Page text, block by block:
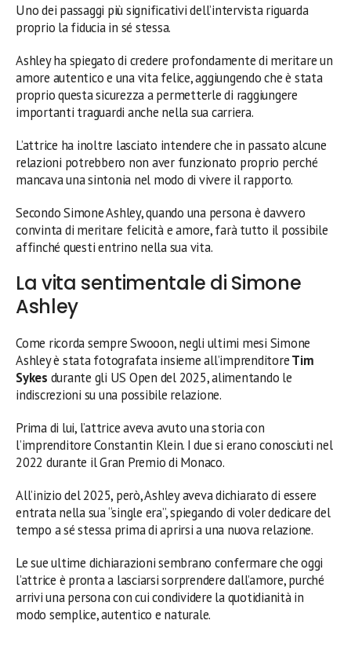
Uno dei passaggi più significativi dell’intervista riguarda
proprio la fiducia in sé stessa.
Ashley ha spiegato di credere profondamente di meritare un
amore autentico e una vita felice, aggiungendo che è stata
proprio questa sicurezza a permetterle di raggiungere
importanti traguardi anche nella sua carriera.
L’attrice ha inoltre lasciato intendere che in passato alcune
relazioni potrebbero non aver funzionato proprio perché
mancava una sintonia nel modo di vivere il rapporto.
Secondo Simone Ashley, quando una persona è davvero
convinta di meritare felicità e amore, farà tutto il possibile
affinché questi entrino nella sua vita.
La vita sentimentale di Simone
Ashley
Come ricorda sempre Swooon, negli ultimi mesi Simone
Ashley è stata fotografata insieme all’imprenditoreTim
Sykes durante gli US Open del 2025, alimentando le
indiscrezioni su una possibile relazione.
Prima di lui, l’attrice aveva avuto una storia con
l’imprenditore Constantin Klein. I due si erano conosciuti nel
2022 durante il Gran Premio di Monaco.
All’inizio del 2025, però, Ashley aveva dichiarato di essere
entrata nella sua “single era”, spiegando di voler dedicare del
tempo a sé stessa prima di aprirsi a una nuova relazione.
Le sue ultime dichiarazioni sembrano confermare che oggi
l’attrice è pronta a lasciarsi sorprendere dall’amore, purché
arrivi una persona con cui condividere la quotidianità in
modo semplice, autentico e naturale.